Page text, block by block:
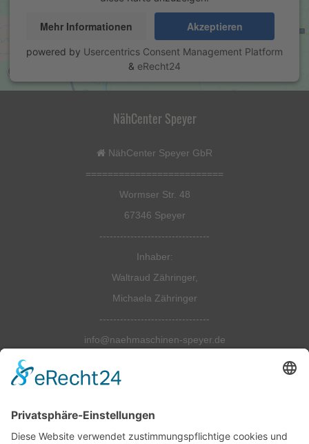
Mehr Informationen Akzeptieren
powered by Usercentrics Consent Management Platform
& eRecht24
NähCenter Speyer
NähCenter Speyer GbR
=========================
Wormser Str. 48
67346 Speyer
--------------------------------
Inhaber:
Waltraud Zähringer,
Michaela Zähringer
--------------------------------
info@naehmaschinen-speyer.de
Tel.: 06232-6798990
=========================